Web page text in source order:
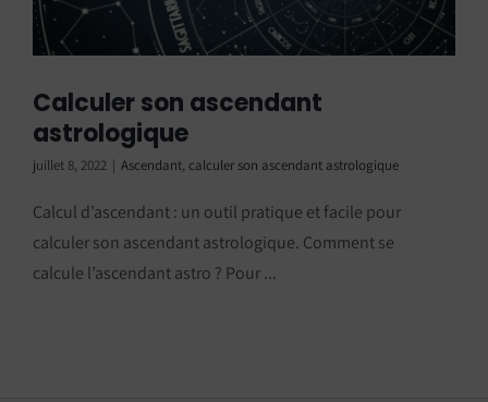
Calculer son ascendant
astrologique
juillet 8, 2022 | Ascendant, calculer son ascendant astrologique
Calcul d’ascendant : un outil pratique et facile pour
calculer son ascendant astrologique. Comment se
calcule l’ascendant astro ? Pour ...